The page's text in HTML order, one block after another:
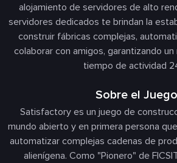
alojamiento de servidores de alto
servidores dedicados te brindan la
construir fábricas complejas,
colaborar con amigos, garantizando
tiempo de actividad
Sobre el Juego
Satisfactory es un juego de
mundo abierto y en primera persona
automatizar complejas cadenas de
alienígena. Como "Pionero" de